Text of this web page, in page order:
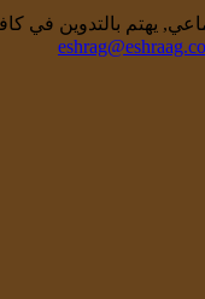
يهتم بالتدوين في